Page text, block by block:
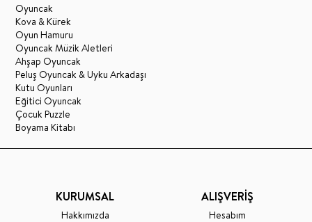
Oyuncak
Kova & Kürek
Oyun Hamuru
Oyuncak Müzik Aletleri
Ahşap Oyuncak
Peluş Oyuncak & Uyku Arkadaşı
Kutu Oyunları
Eğitici Oyuncak
Çocuk Puzzle
Boyama Kitabı
KURUMSAL
Hakkımızda
ALIŞVERİŞ
Hesabım